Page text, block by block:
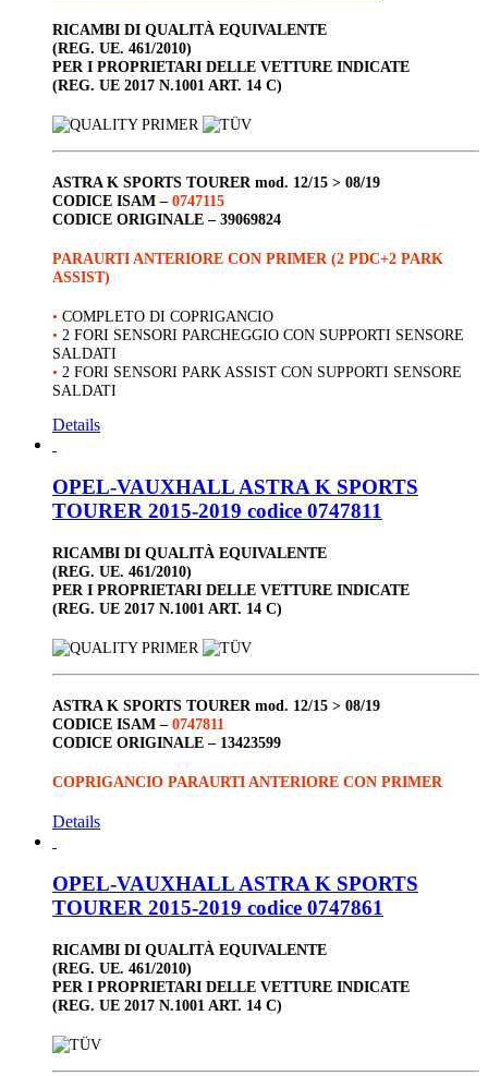
RICAMBI DI QUALITÀ EQUIVALENTE
(REG. UE. 461/2010)
PER I PROPRIETARI DELLE VETTURE INDICATE
(REG. UE 2017 N.1001 ART. 14 C)
ASTRA K SPORTS TOURER mod. 12/15 > 08/19
CODICE ISAM – 0747115
CODICE ORIGINALE – 39069824
PARAURTI ANTERIORE CON PRIMER (2 PDC+2 PARK
ASSIST)
• COMPLETO DI COPRIGANCIO
• 2 FORI SENSORI PARCHEGGIO CON SUPPORTI SENSORE
SALDATI
• 2 FORI SENSORI PARK ASSIST CON SUPPORTI SENSORE
SALDATI
Details
OPEL-VAUXHALL ASTRA K SPORTS
TOURER 2015-2019 codice 0747811
RICAMBI DI QUALITÀ EQUIVALENTE
(REG. UE. 461/2010)
PER I PROPRIETARI DELLE VETTURE INDICATE
(REG. UE 2017 N.1001 ART. 14 C)
ASTRA K SPORTS TOURER mod. 12/15 > 08/19
CODICE ISAM – 0747811
CODICE ORIGINALE – 13423599
COPRIGANCIO PARAURTI ANTERIORE CON PRIMER
Details
OPEL-VAUXHALL ASTRA K SPORTS
TOURER 2015-2019 codice 0747861
RICAMBI DI QUALITÀ EQUIVALENTE
(REG. UE. 461/2010)
PER I PROPRIETARI DELLE VETTURE INDICATE
(REG. UE 2017 N.1001 ART. 14 C)